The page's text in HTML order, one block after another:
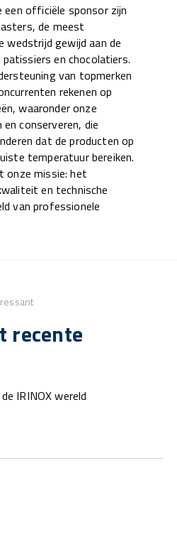
officiële sponsor zijn
de meest
wedstrijd gewijd aan de
en chocolatiers.
van topmerken
rekenen op
waaronder onze
conserveren, die
dat de producten op
temperatuur bereiken.
onze missie: het
en technische
van professionele
recente
IRINOX wereld